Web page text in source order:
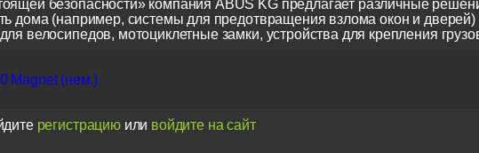
безопасности» компания ABUS KG предлагает различные
дома (например, системы для предотвращения взлома окон и
велосипедов, мотоциклетные замки, устройства для крепления
Magnet (нем.)
регистрациюили войдите на сайт